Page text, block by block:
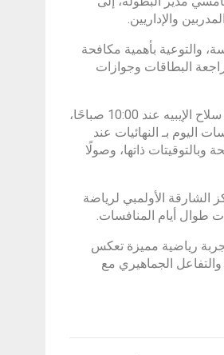
والإداريين.
والتوعية بأهمية مكافحة
البطاقات وجوازات
وخلال الاجتماع، جرى اعتماد برنامج منافسات الفردي يوم 3 فبراير وفق ترتيب الأسلحة؛ إذ تبدأ مواجهات سلاح الإيبيه عند 10:00 صباحًا،
السابر عند 14:00، على أن تُختتم منافسات اليوم بـ النهائيات عند
وبالتوقيتات ذاتها، وصولًا
الشارقة الأولمبي لرياضة
طوال أيام المنافسات.
رياضية مميزة تعكس
بما يعزز المشاركة والتفاعل الجماهيري مع